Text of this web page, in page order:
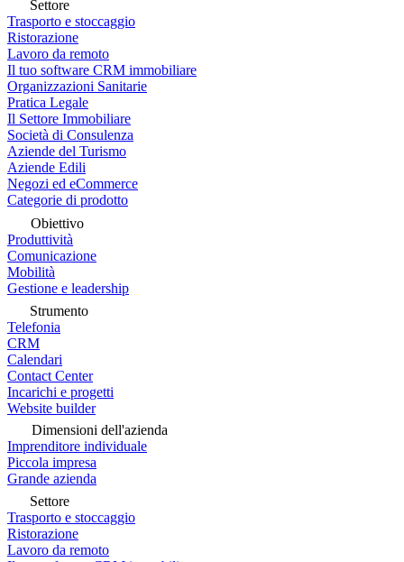
Settore
Trasporto e stoccaggio
Ristorazione
Lavoro da remoto
Il tuo software CRM immobiliare
Organizzazioni Sanitarie
Pratica Legale
Il Settore Immobiliare
Società di Consulenza
Aziende del Turismo
Aziende Edili
Negozi ed eCommerce
Categorie di prodotto
Obiettivo
Produttività
Comunicazione
Mobilità
Gestione e leadership
Strumento
Telefonia
CRM
Calendari
Contact Center
Incarichi e progetti
Website builder
Dimensioni dell'azienda
Imprenditore individuale
Piccola impresa
Grande azienda
Settore
Trasporto e stoccaggio
Ristorazione
Lavoro da remoto